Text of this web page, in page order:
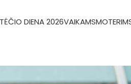
TĖČIO DIENA 2026VAIKAMS